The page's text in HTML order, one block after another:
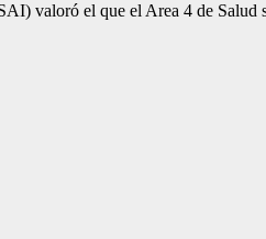
valoró el que el Area 4 de Salud